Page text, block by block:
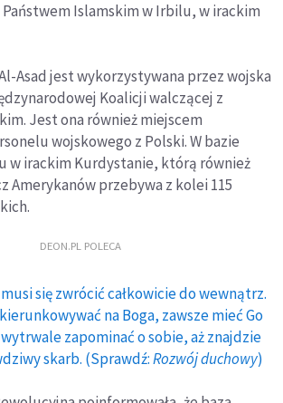
Islamskim w Irbilu, w irackim
Asad jest wykorzystywana przez wojska
Koalicji walczącej z
Jest ona również miejscem
wojskowego z Polski. W bazie
w irackim Kurdystanie, którą również
Amerykanów przebywa z kolei 115
DEON.PL POLECA
się zwrócić całkowicie do wewnątrz.
na Boga, zawsze mieć Go
zapominać o sobie, aż znajdzie
skarb. (Sprawdź:Rozwój duchowy)